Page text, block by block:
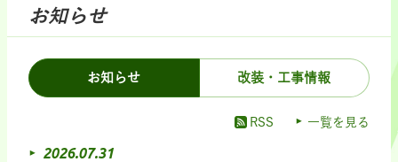
お知らせ
お知らせ 改装・工事情報
RSS 一覧を見る
2026.07.31